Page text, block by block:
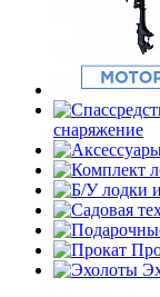
снаряжение